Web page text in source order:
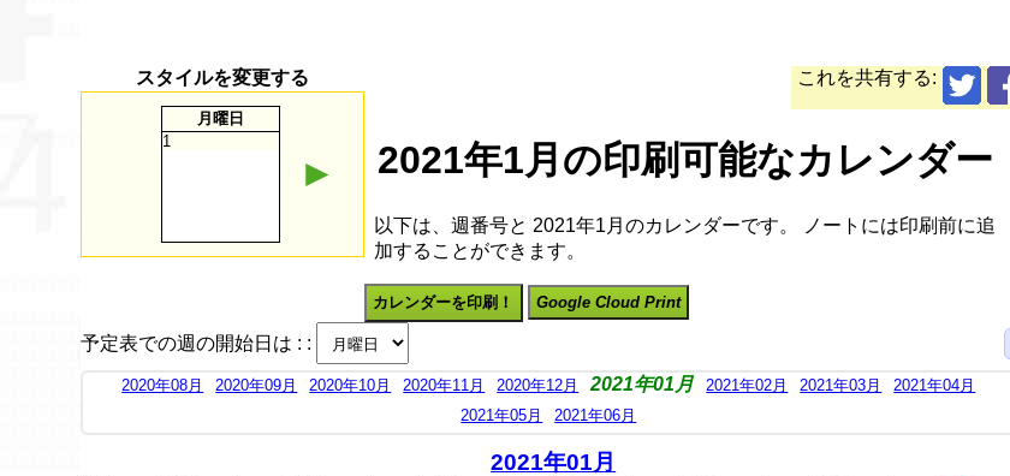
これを共有する:
スタイルを変更する
月曜日
1
► 2021年1月の印刷可能なカレンダー
以下は、週番号と 2021年1月のカレンダーです。 ノートには印刷前に追
加することができます。
カレンダーを印刷！ Google Cloud Print
予定表での週の開始日は : :
2020年08月 2020年09月 2020年10月 2020年11月 2020年12月 2021年01月 2021年02月 2021年03月
2021年04月
2021年05月
2021年06月
2021年01月